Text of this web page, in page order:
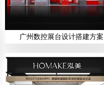
广州数控展台设计搭建方案